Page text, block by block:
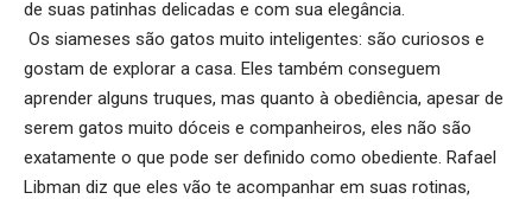
de suas patinhas delicadas e com sua elegância.
Os siameses são gatos muito inteligentes: são curiosos e
gostam de explorar a casa. Eles também conseguem
aprender alguns truques, mas quanto à obediência, apesar de
serem gatos muito dóceis e companheiros, eles não são
exatamente o que pode ser definido como obediente. Rafael
Libman diz que eles vão te acompanhar em suas rotinas,